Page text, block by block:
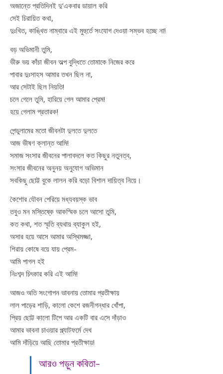
অজান্তে প্রতিদিনই দু’একবার ডায়াল করি
সেই চিরায়িত কথা,
দুঃখিত, কাঙ্খিত নাম্বারে এই মুহুর্তে সংযোগ দেওয়া সম্ভব হচ্ছে না!
বড় অভিমানী তুমি,
ভীরু ভয় কাঁচা জীবন অল্প বুদ্ধিতে তোমাকে নিজের করে
পাবার দুঃসাহস আমার তখন ছিল না,
আর সেটাই ছিল নিয়তি!
চলে গেলে তুমি, হারিয়ে গেল আমার প্রেম!
হয়ে গেলাম প্রতারক!
পেন্ডুলামের মতো জীবনটা দুলতে দুলতে
আজ ভীষণ ক্লান্ত আমি!
সমাজ সংসার জীবনের পালাবদলে কত কিছুর নতুনত্ব,
সংসার জীবনের অনুনয় অনুযোগ অভিমান
সবকিছু ছোট্ট বুকে লালন করি বড়ো বিশাল দায়িত্ব নিয়ে।
কৈশোর যৌবন পেরিয়ে মধ্যবয়স্ক ভাব
তবুও মন মস্তিষ্কে আকস্মিক চলে আসো তুমি,
কত কথা, শত স্মৃতি ব্যথায় ব্যাকুল হই,
অসার হয়ে আসে আমার অস্থিমজ্জা,
শিরায় কোষে বয়ে যায় প্রেম-
আমি পাগল হই
নিঃশব্দ চিৎকার করি এই আমি!
আজও অতি সংগোপন ভাবনায় তোমার প্রতীক্ষায়
লাল পাড়ের শাড়ি, কালো কেশে রজনীগন্ধার খোঁপা,
প্রিয় ছোট্ট কালো টিপে আর একটি বার এসে দাঁড়াও
আমার ভাবনা চাওয়ার প্ল্যাটফর্মে দেখ
আমি দাঁড়িয়ে আছি তোমার প্রতীক্ষায়!
আরও পড়ুন কবিতা-